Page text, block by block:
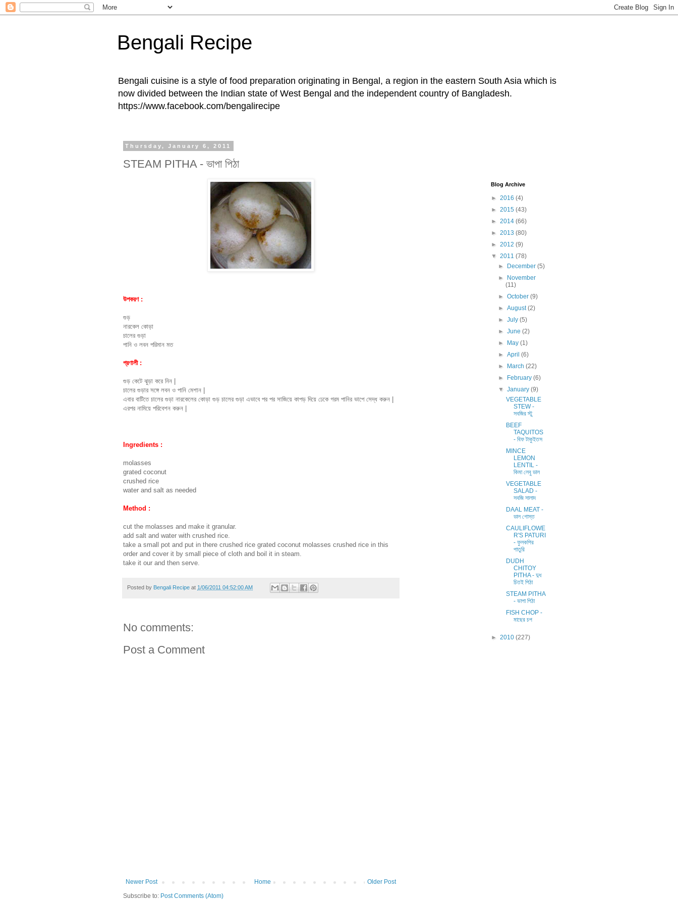
Bengali Recipe
Bengali cuisine is a style of food preparation originating in Bengal, a region in the eastern South Asia which is
now divided between the Indian state of West Bengal and the independent country of Bangladesh.
https://www.facebook.com/bengalirecipe
Thursday, January 6, 2011
STEAM PITHA - ভাপা পিঠা
উপকরণ :
গুড়
নারকেল কোড়া
চালের গুড়া
পানি ও লবন পরিমান মত
প্রণালী :
গুড় কেটে ঝুড়া করে নিন |
চালের গুড়ার সঙ্গে লবন ও পানি মেশান |
এবার বাটিতে চালের গুড়া নারকেলের কোড়া গুড় চালের গুড়া এভাবে পর পর সাজিয়ে কাপড় দিয়ে ঢেকে গরম পানির ভাপে সেদ্ধ করুন |
এরপর নামিয়ে পরিবেশন করুন |
Ingredients :
molasses
grated coconut
crushed rice
water and salt as needed
Method :
cut the molasses and make it granular.
add salt and water with crushed rice.
take a small pot and put in there crushed rice grated coconut molasses crushed rice in this
order and cover it by small piece of cloth and boil it in steam.
take it our and then serve.
Posted by Bengali Recipe at 1/06/2011 04:52:00 AM
No comments:
Post a Comment
Newer Post Older Post
Home
Subscribe to: Post Comments (Atom)
Blog Archive
► 2016 (4)
► 2015 (43)
► 2014 (66)
► 2013 (80)
► 2012 (9)
▼ 2011 (78)
►
December(5)
►
November
(11)
►October(9)
►August(2)
►July(5)
►June(2)
►
May(1)
►April(6)
►
March(22)
►
February(6)
▼January(9)
VEGETABLE
STEW -
সবজির স্টু
BEEF
TAQUITOS
- বিফ টাকুইতস
MINCE
LEMON
LENTIL -
কিমা লেবু ডাল
VEGETABLE
SALAD -
সবজি সালাদ
DAAL MEAT -
ডাল গোস্ত
CAULIFLOWE
R'S PATURI
- ফুলকপির
পাতুরি
DUDH
CHITOY
PITHA - দুধ
চিতই পিঠা
STEAM PITHA
- ভাপা পিঠা
FISH CHOP -
মাছের চপ
► 2010 (227)